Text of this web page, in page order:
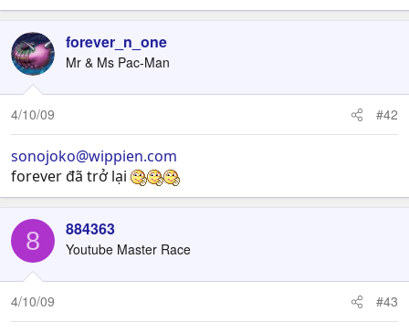
forever_n_one
Mr & Ms Pac-Man
4/10/09 #42
sonojoko@wippien.com
forever đã trở lại
8 884363
Youtube Master Race
4/10/09 #43